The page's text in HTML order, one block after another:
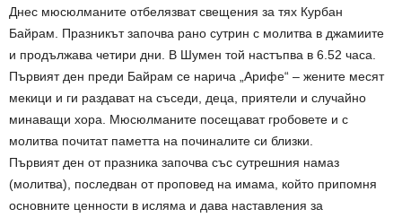
Днес мюсюлманите отбелязват свещения за тях Курбан
Байрам. Празникът започва рано сутрин с молитва в джамиите
и продължава четири дни. В Шумен той настъпва в 6.52 часа.
Първият ден преди Байрам се нарича „Арифе“ – жените месят
мекици и ги раздават на съседи, деца, приятели и случайно
минаващи хора. Мюсюлманите посещават гробовете и с
молитва почитат паметта на починалите си близки.
Първият ден от празника започва със сутрешния намаз
(молитва), последван от проповед на имама, който припомня
основните ценности в исляма и дава наставления за